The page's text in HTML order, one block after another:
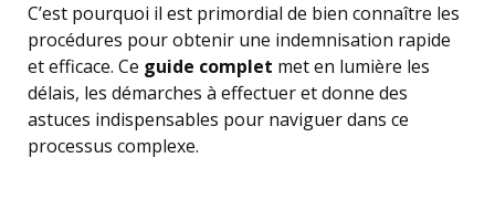
C’est pourquoi il est primordial de bien connaître les
procédures pour obtenir une indemnisation rapide
et efficace. Ce guide complet met en lumière les
délais, les démarches à effectuer et donne des
astuces indispensables pour naviguer dans ce
processus complexe.